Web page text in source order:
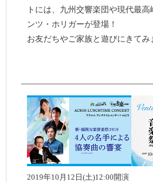
トには、九州交響楽団や現代最
ンツ・ホリガーが登場！
お友だちやご家族と遊びにきてみ
2019年10月12日(土)12:00開演